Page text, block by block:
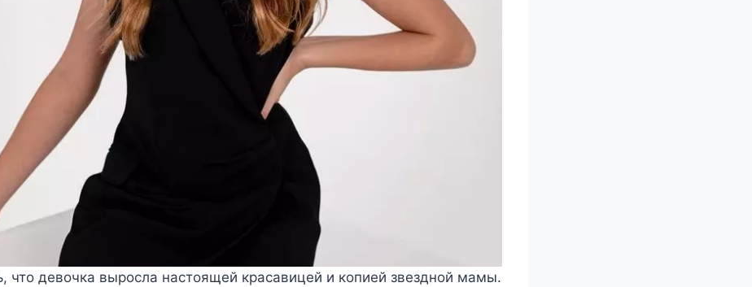
что девочка выросла настоящей красавицей и копией звездной мамы.